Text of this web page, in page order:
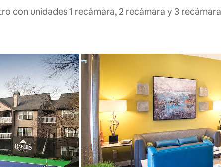
con unidades 1 recámara, 2 recámara y 3 recámara